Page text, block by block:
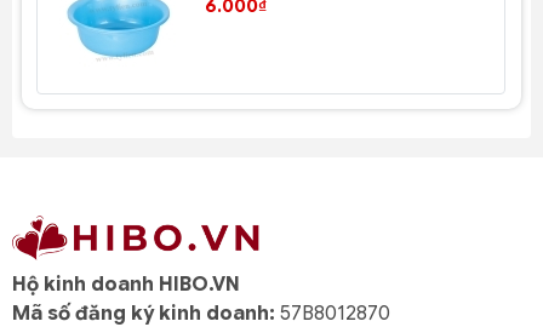
6.000₫
Hộ kinh doanh HIBO.VN
Mã số đăng ký kinh doanh: 57B8012870